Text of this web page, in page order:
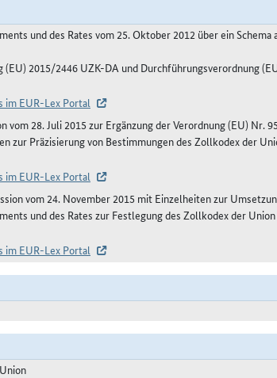
und des Rates vom 25. Oktober 2012 über ein
2015/2446 UZK-DA und Durchführungsverordnung
im EUR-Lex Portal
28. Juli 2015 zur Ergänzung der Verordnung (EU) Nr.
zur Präzisierung von Bestimmungen des Zollkodex der
im EUR-Lex Portal
vom 24. November 2015 mit Einzelheiten zur
und des Rates zur Festlegung des Zollkodex der
im EUR-Lex Portal